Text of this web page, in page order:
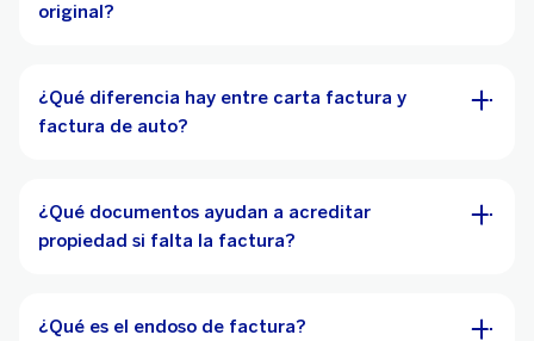
original?
¿Qué diferencia hay entre carta factura y
factura de auto?
¿Qué documentos ayudan a acreditar
propiedad si falta la factura?
¿Qué es el endoso de factura?